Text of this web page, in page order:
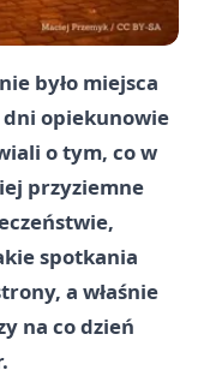
było miejsca
dni opiekunowie
o tym, co w
przyziemne
spotkania
a właśnie
na co dzień